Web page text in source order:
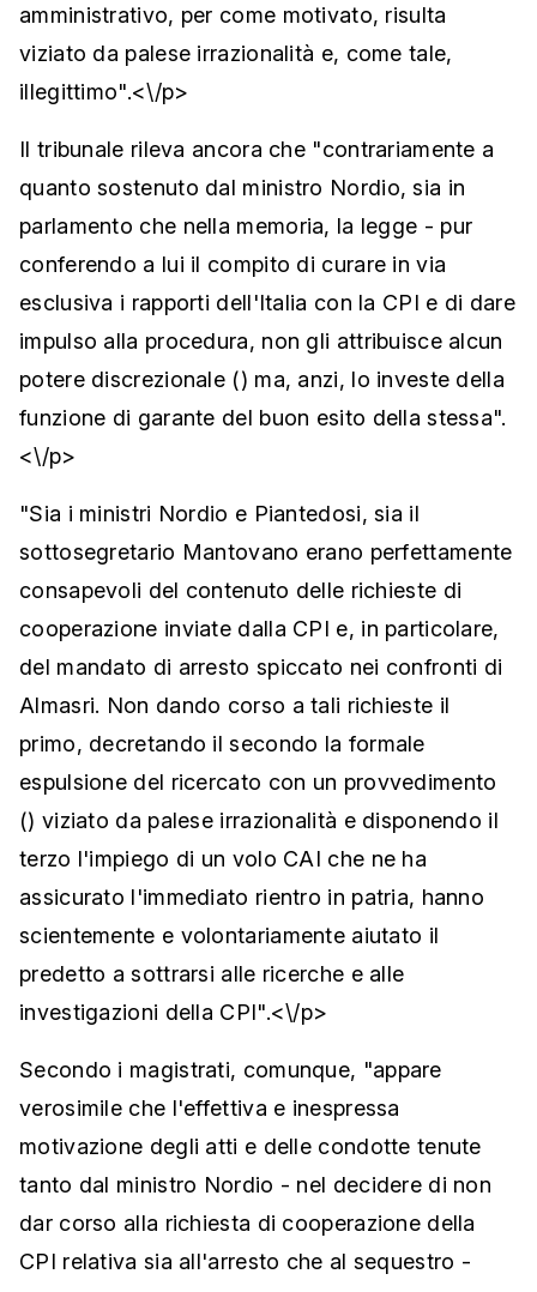
amministrativo, per come motivato, risulta
viziato da palese irrazionalità e, come tale,
illegittimo".<\/p>
Il tribunale rileva ancora che "contrariamente a
quanto sostenuto dal ministro Nordio, sia in
parlamento che nella memoria, la legge - pur
conferendo a lui il compito di curare in via
esclusiva i rapporti dell'Italia con la CPI e di dare
impulso alla procedura, non gli attribuisce alcun
potere discrezionale () ma, anzi, lo investe della
funzione di garante del buon esito della stessa".
<\/p>
"Sia i ministri Nordio e Piantedosi, sia il
sottosegretario Mantovano erano perfettamente
consapevoli del contenuto delle richieste di
cooperazione inviate dalla CPI e, in particolare,
del mandato di arresto spiccato nei confronti di
Almasri. Non dando corso a tali richieste il
primo, decretando il secondo la formale
espulsione del ricercato con un provvedimento
() viziato da palese irrazionalità e disponendo il
terzo l'impiego di un volo CAI che ne ha
assicurato l'immediato rientro in patria, hanno
scientemente e volontariamente aiutato il
predetto a sottrarsi alle ricerche e alle
investigazioni della CPI".<\/p>
Secondo i magistrati, comunque, "appare
verosimile che l'effettiva e inespressa
motivazione degli atti e delle condotte tenute
tanto dal ministro Nordio - nel decidere di non
dar corso alla richiesta di cooperazione della
CPI relativa sia all'arresto che al sequestro -